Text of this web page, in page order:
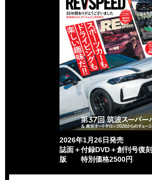
2026年1月26日発売
誌面＋付録DVD＋創刊号復刻
版 特別価格2500円